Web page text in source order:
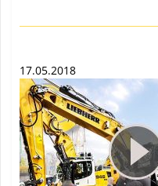
17.05.2018